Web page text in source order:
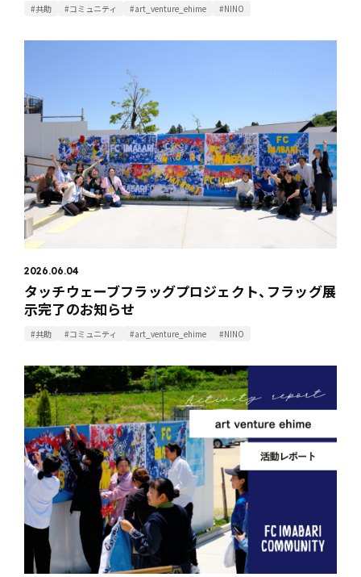
#共助 #コミュニティ #art_venture_ehime #NINO
2026.06.04
タッチウェーブフラッグプロジェクト、フラッグ展
示完了のお知らせ
#共助 #コミュニティ #art_venture_ehime #NINO